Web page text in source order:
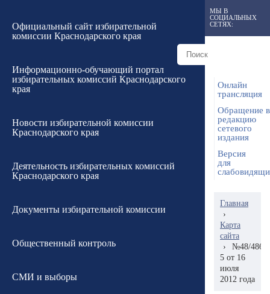
Официальный сайт избирательной
комиссии Краснодарского края
Информационно-обучающий портал
избирательных комиссий Краснодарского
края
Новости избирательной комиссии
Краснодарского края
Деятельность избирательных комиссий
Краснодарского края
Документы избирательной комиссии
Общественный контроль
СМИ и выборы
МЫ В
СОЦИАЛЬНЫХ
СЕТЯХ:
Онлайн
трансляция
Обращение в
редакцию
сетевого
издания
Версия
для
Главная
›
Карта
сайта
›
№48/486-
5 от 16
июля
2012 года